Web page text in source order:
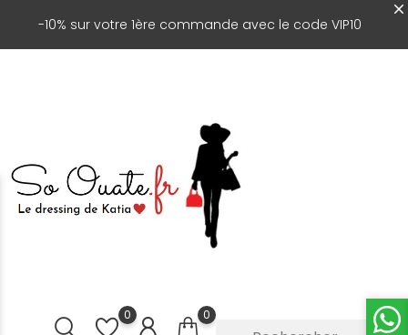
-10% sur votre 1ère commande avec le code VIP10
0 0